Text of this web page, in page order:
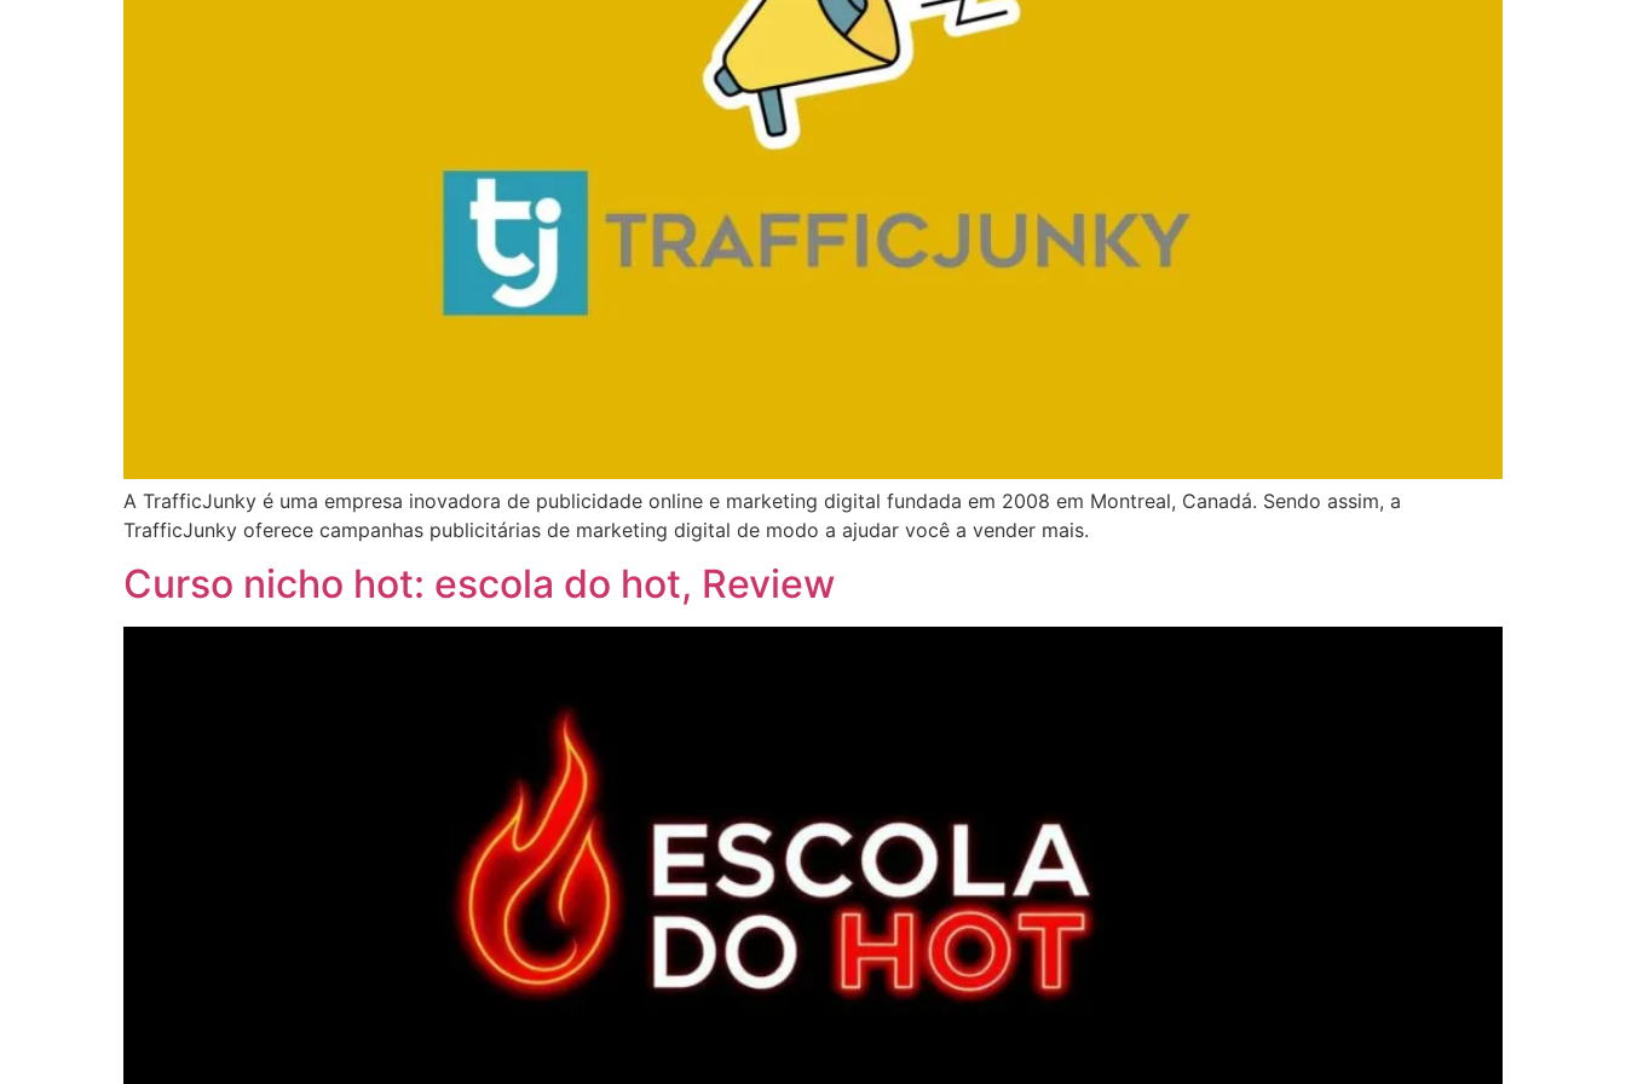
A TrafficJunky é uma empresa inovadora de publicidade online e marketing digital fundada em 2008 em Montreal, Canadá. Sendo assim, a
TrafficJunky oferece campanhas publicitárias de marketing digital de modo a ajudar você a vender mais.
Curso nicho hot: escola do hot, Review